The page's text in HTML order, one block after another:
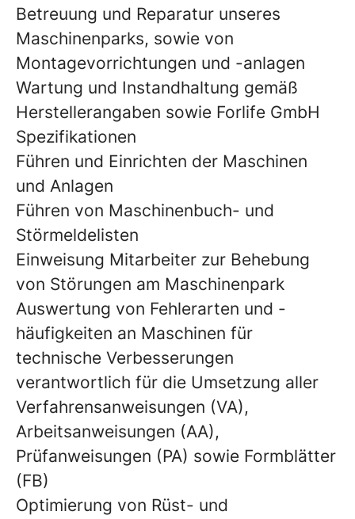
Betreuung und Reparatur unseres
Maschinenparks, sowie von
Montagevorrichtungen und -anlagen
Wartung und Instandhaltung gemäß
Herstellerangaben sowie Forlife GmbH
Spezifikationen
Führen und Einrichten der Maschinen
und Anlagen
Führen von Maschinenbuch- und
Störmeldelisten
Einweisung Mitarbeiter zur Behebung
von Störungen am Maschinenpark
Auswertung von Fehlerarten und -
häufigkeiten an Maschinen für
technische Verbesserungen
verantwortlich für die Umsetzung aller
Verfahrensanweisungen (VA),
Arbeitsanweisungen (AA),
Prüfanweisungen (PA) sowie Formblätter
(FB)
Optimierung von Rüst- und